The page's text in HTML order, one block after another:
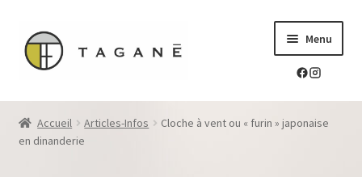
Aller
Aller
au
contenu
Menu
Le sur-mesure en mokume-gane
Mes réalisations
Accueil Articles-Infos
Cloche à vent ou « furin » japonaise
en dinanderie